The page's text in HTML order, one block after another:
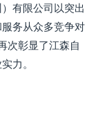
有限公司以突出
务从众多竞争对
次彰显了江森自
力。